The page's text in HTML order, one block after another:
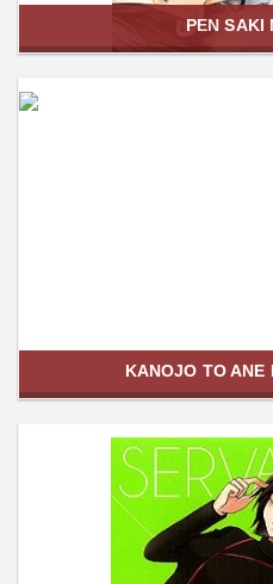
PEN SAKI
KANOJO TO ANE